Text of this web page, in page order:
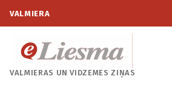
VALMIERA
VALMIERAS UNVIDZEMES ZIŅAS